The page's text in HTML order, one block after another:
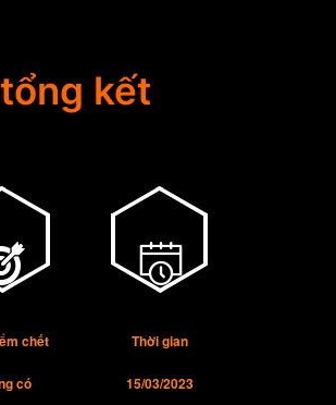
kết
chết
có
Thời gian
15/03/2023